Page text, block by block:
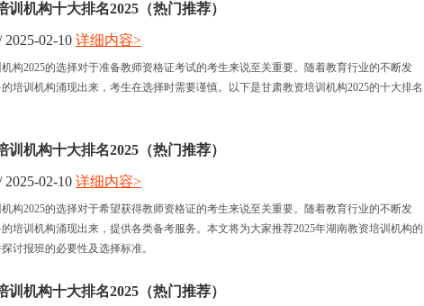
训机构十大排名2025（热门推荐）
02-10
构2025的选择对于准备教师资格证考试的考生来说至关重要。随着教育行业的不断发
培训机构涌现出来，考生在选择时需要谨慎。以下是甘肃教资培训机构2025的十大排名
详细内容>
训机构十大排名2025（热门推荐）
02-10
构2025的选择对于希望获得教师资格证的考生来说至关重要。随着教育行业的不断发
培训机构涌现出来，提供各类备考服务。本文将为大家推荐2025年湖南教资培训机构的
讨报班的必要性及选择标准。
详细内容>
训机构十大排名2025（热门推荐）